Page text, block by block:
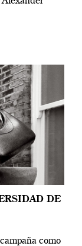
[…]
DE
como